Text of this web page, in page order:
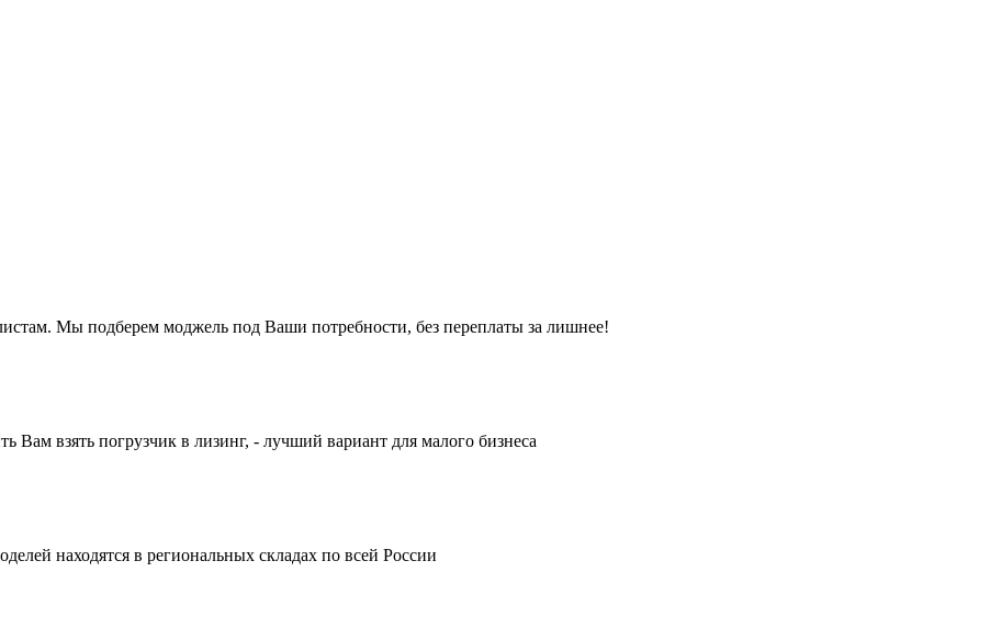
Мы подберем моджель под Ваши потребности, без переплаты за лишнее!
взять погрузчик в лизинг, - лучший вариант для малого бизнеса
находятся в региональных складах по всей России